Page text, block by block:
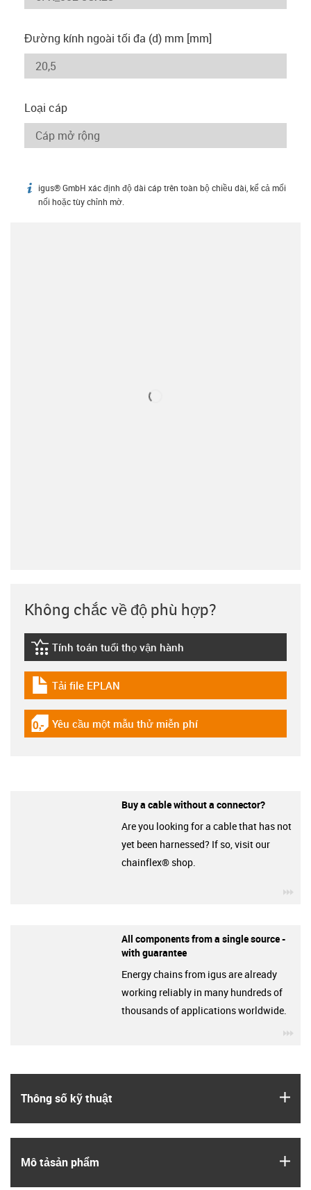
Đường kính ngoài tối đa (d) mm [mm]
Loại cáp
igus-icon-info
igus® GmbH xác định độ dài cáp trên toàn bộ chiều dài, kể cả mối
nối hoặc tùy chỉnh mờ.
Thông số kỹ thuật
Mô tả­sản phẩm
Không chắc về độ phù hợp?
igus-icon-lebensdauerrechner
Tính toán tuổi thọ vận hành
igus-icon-download-plan
Tải file EPLAN
igus-icon-gratismuster
Yêu cầu một mẫu thử miễn phí
Buy a cable without a connector?
Are you looking for a cable that has not
yet been harnessed? If so, visit our
chainflex® shop.
All components from a single source -
with guarantee
Energy chains from igus are already
working reliably in many hundreds of
thousands of applications worldwide.